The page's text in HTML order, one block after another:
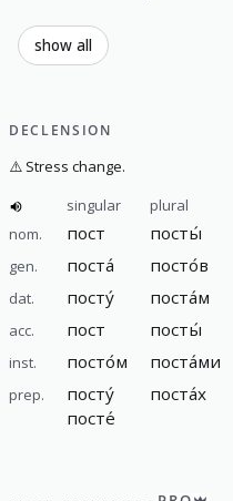
show all
DECLENSION
⚠️ Stress change.
singular
plural
nom.
пост посты́
gen. поста́ посто́в
dat. посту́ поста́м
acc. пост посты́
inst. посто́м поста́ми
prep.
посту́
посте́
поста́х